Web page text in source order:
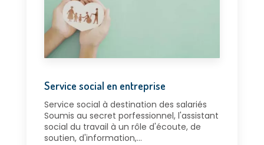
Service social en entreprise
Service social à destination des salariés
Soumis au secret porfessionnel, l'assistant
social du travail à un rôle d'écoute, de
soutien, d'information,...